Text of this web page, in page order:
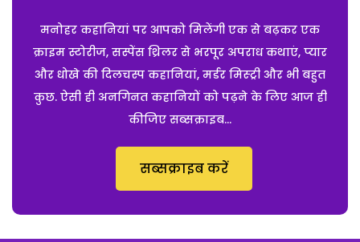
मनोहर कहानियां पर आपको मिलेंगी एक से बढ़कर एक
क्राइम स्टोरीज, सस्पेंस थ्रिलर से भरपूर अपराध कथाएं, प्यार
और धोखे की दिलचस्प कहानियां, मर्डर मिस्ट्री और भी बहुत
कुछ. ऐसी ही अनगिनत कहानियों को पढ़ने के लिए आज ही
कीजिए सब्सक्राइब...
सब्सक्राइब करें